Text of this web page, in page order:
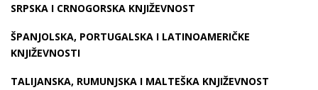
SRPSKA I CRNOGORSKA KNJIŽEVNOST
ŠPANJOLSKA, PORTUGALSKA I LATINOAMERIČKE
KNJIŽEVNOSTI
TALIJANSKA, RUMUNJSKA I MALTEŠKA KNJIŽEVNOST